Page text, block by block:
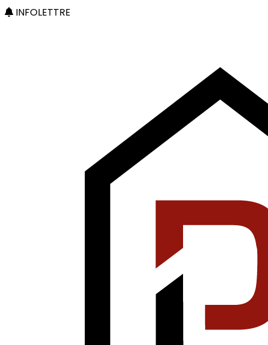
INFOLETTRE